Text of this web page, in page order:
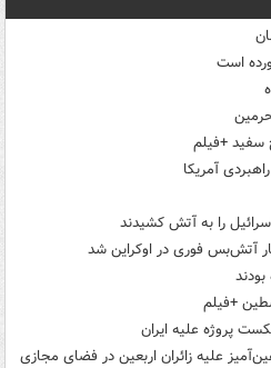
است
سفید +فیلم
آمریکا
را به آتش کشیدند
آتش‌بس فوری در اوکراین شد
+فیلم
پروژه علیه ایران
علیه زائران اربعین در فضای مجازی